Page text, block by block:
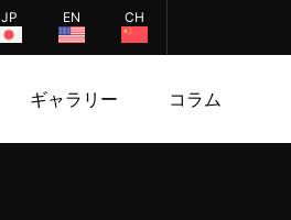
JP EN CH
ギャラリー コラム